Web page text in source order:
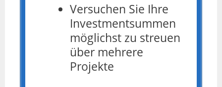
Versuchen Sie Ihre
Investmentsummen
möglichst zu streuen
über mehrere
Projekte